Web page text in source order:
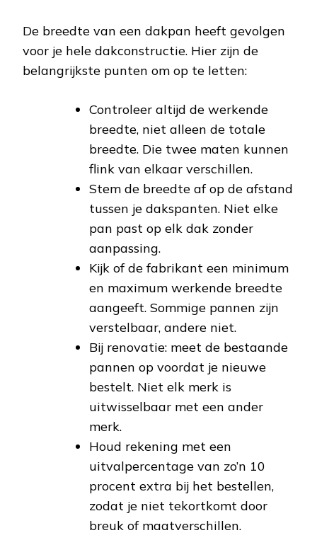
De breedte van een dakpan heeft gevolgen
voor je hele dakconstructie. Hier zijn de
belangrijkste punten om op te letten:
Controleer altijd de werkende
breedte, niet alleen de totale
breedte. Die twee maten kunnen
flink van elkaar verschillen.
Stem de breedte af op de afstand
tussen je dakspanten. Niet elke
pan past op elk dak zonder
aanpassing.
Kijk of de fabrikant een minimum
en maximum werkende breedte
aangeeft. Sommige pannen zijn
verstelbaar, andere niet.
Bij renovatie: meet de bestaande
pannen op voordat je nieuwe
bestelt. Niet elk merk is
uitwisselbaar met een ander
merk.
Houd rekening met een
uitvalpercentage van zo’n 10
procent extra bij het bestellen,
zodat je niet tekortkomt door
breuk of maatverschillen.